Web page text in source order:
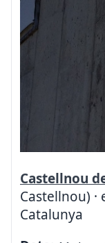
Castellnou
Castellnou) ·
Catalunya